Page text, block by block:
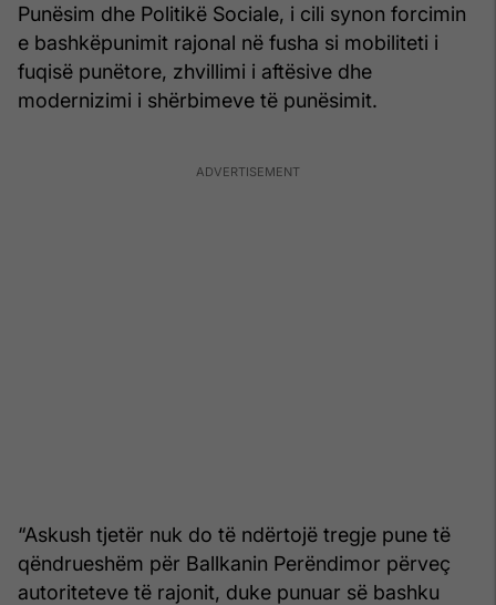
Punësim dhe Politikë Sociale, i cili synon forcimin
e bashkëpunimit rajonal në fusha si mobiliteti i
fuqisë punëtore, zhvillimi i aftësive dhe
modernizimi i shërbimeve të punësimit.
“Askush tjetër nuk do të ndërtojë tregje pune të
qëndrueshëm për Ballkanin Perëndimor përveç
autoriteteve të rajonit, duke punuar së bashku